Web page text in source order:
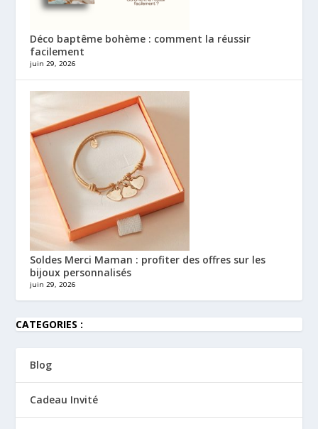
Déco baptême bohème : comment la réussir
facilement
juin 29, 2026
Soldes Merci Maman : profiter des offres sur les
bijoux personnalisés
juin 29, 2026
CATEGORIES :
Blog
Cadeau Invité